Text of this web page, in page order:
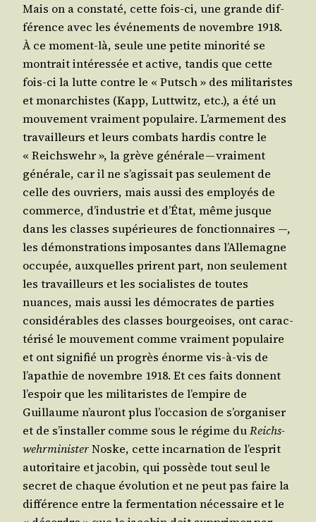
Mais on a consta­té, cette fois-ci, une grande dif­
fé­rence avec les évé­ne­ments de novembre 1918.
À ce moment-là, seule une petite mino­ri­té se
mon­trait inté­res­sée et active, tan­dis que cette
fois-ci la lutte contre le « Putsch » des mili­ta­ristes
et monar­chistes (Kapp, Lutt­witz, etc.), a été un
mou­ve­ment vrai­ment popu­laire. L’armement des
tra­vailleurs et leurs com­bats har­dis contre le
« Reichs­wehr », la grève géné­rale — vrai­ment
géné­rale, car il ne s’agissait pas seule­ment de
celle des ouvriers, mais aus­si des employés de
com­merce, d’industrie et d’État, même jusque
dans les classes supé­rieures de fonc­tion­naires —,
les démons­tra­tions impo­santes dans l’Allemagne
occu­pée, aux­quelles prirent part, non seule­ment
les tra­vailleurs et les socia­listes de toutes
nuances, mais aus­si les démo­crates de par­ties
consi­dé­rables des classes bour­geoises, ont carac­
té­ri­sé le mou­ve­ment comme vrai­ment popu­laire
et ont signi­fié un pro­grès énorme vis-à-vis de
l’apathie de novembre 1918. Et ces faits donnent
l’espoir que les mili­ta­ristes de l’empire de
Guillaume n’auront plus l’occasion de s’organiser
et de s’installer comme sous le régime duReichs­
wehr­mi­nis­terNoske, cette incar­na­tion de l’esprit
auto­ri­taire et jaco­bin, qui pos­sède tout seul le
secret de chaque évo­lu­tion et ne peut pas faire la
dif­fé­rence entre la fer­men­ta­tion néces­saire et le